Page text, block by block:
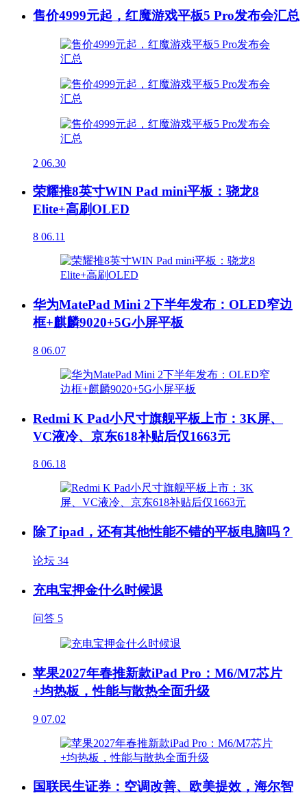
售价4999元起，红魔游戏平板5 Pro发布会汇总
2 06.30
荣耀推8英寸WIN Pad mini平板：骁龙8
Elite+高刷OLED
8 06.11
华为MatePad Mini 2下半年发布：OLED窄边
框+麒麟9020+5G小屏平板
8 06.07
Redmi K Pad小尺寸旗舰平板上市：3K屏、
VC液冷、京东618补贴后仅1663元
8 06.18
除了ipad，还有其他性能不错的平板电脑吗？
论坛 34
充电宝押金什么时候退
问答 5
苹果2027年春推新款iPad Pro：M6/M7芯片
+均热板，性能与散热全面升级
9 07.02
国联民生证券：空调改善、欧美提效，海尔智